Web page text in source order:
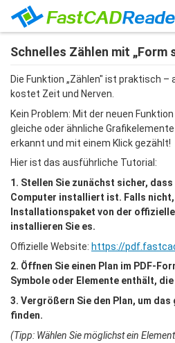
Schnelles Zählen mit „Form
Die Funktion „Zählen" ist praktisch –
kostet Zeit und Nerven.
Kein Problem: Mit der neuen Funktion
gleiche oder ähnliche
erkannt und mit einem Klick gezählt!
Hier ist das ausführliche Tutorial:
1. Stellen Sie zunächst sicher,
Computer installiert ist. Falls nicht,
Installationspaket von der
installieren Sie es.
Offizielle Website: https://
2. Öffnen Sie einen Plan im PDF-
Symbole oder Elemente enthält,
3. Vergrößern Sie den Plan, um
finden.
(Tipp: Wählen Sie möglichst ein